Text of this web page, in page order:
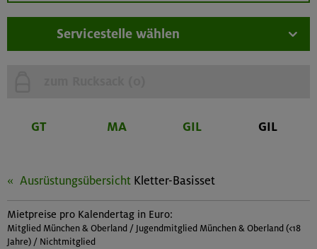
Servicestelle wählen
GT MA GIL GIL
Ausrüstungsübersicht Kletter-Basisset
Mietpreise pro Kalendertag in Euro:
Mitglied München & Oberland / Jugendmitglied München & Oberland (<18
Jahre) / Nichtmitglied